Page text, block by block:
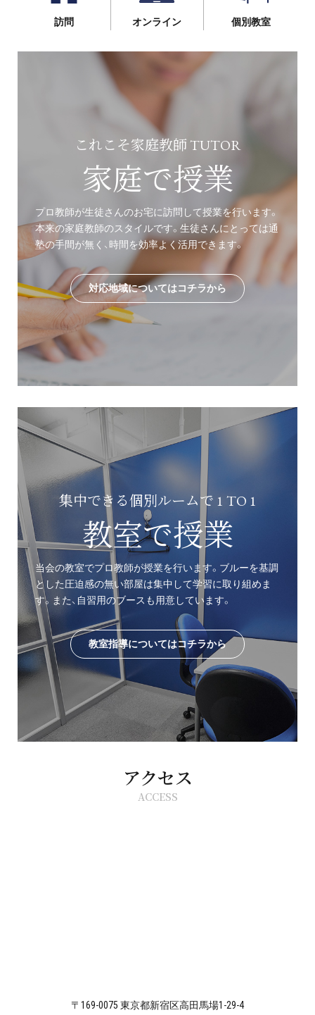
訪問 オンライン 個別教室
これこそ家庭教師 TUTOR
家庭で授業
プロ教師が生徒さんのお宅に訪問して授業を行います。
本来の家庭教師のスタイルです。生徒さんにとっては通
塾の手間が無く、時間を効率よく活用できます。
対応地域についてはコチラから
集中できる個別ルームで 1 TO 1
教室で授業
当会の教室でプロ教師が授業を行います。ブルーを基調
とした圧迫感の無い部屋は集中して学習に取り組めま
す。また、自習用のブースも用意しています。
教室指導についてはコチラから
アクセス
ACCESS
〒169-0075 東京都新宿区高田馬場1-29-4